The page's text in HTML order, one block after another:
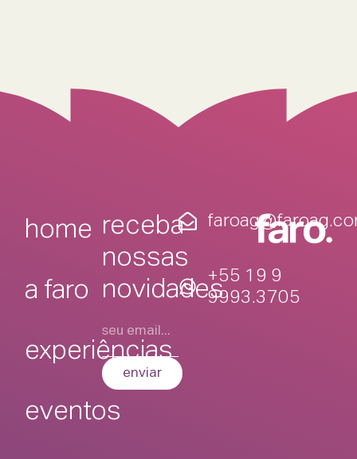
home
a faro
experiências
eventos
receba
nossas
novidades
enviar
+55 19 9
9993.3705